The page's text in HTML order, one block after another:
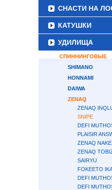
СНАСТИ НА
КАТУШКИ
УДИЛИЩА
СПИННИНГОВЫЕ
SHIMANO
HONNAMI
DAIWA
ZENAQ
ZENAQ
SNIPE
DEFI
PLAISIR
ZENAQ
ZENAQ
SAIRYU
FOKEETO
DEFI
DEFI